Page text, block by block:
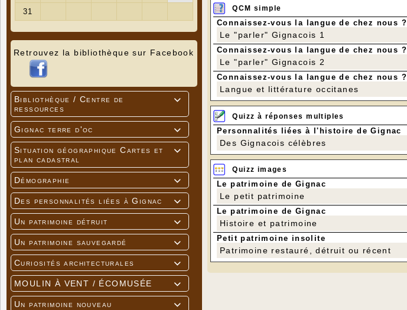
Retrouvez la bibliothèque sur Facebook

Bibliothèque / Centre de
ressources

Gignac terre d'oc

Situation géographique Cartes et
plan cadastral

Démographie

Des personnalités liées à Gignac

Un patrimoine détruit

Un patrimoine sauvegardé

Curiosités architecturales

MOULIN À VENT / ÉCOMUSÉE

Un patrimoine nouveau
QCM simple
Connaissez-vous la langue de chez nous ?
Le "parler" Gignacois 1
Connaissez-vous la langue de chez nous ?
Le "parler" Gignacois 2
Connaissez-vous la langue de chez nous ?
Langue et littérature occitanes
Quizz à réponses multiples
Personnalités liées à l'histoire de Gignac
Des Gignacois célèbres
Quizz images
Le patrimoine de Gignac
Le petit patrimoine
Le patrimoine de Gignac
Histoire et patrimoine
Petit patrimoine insolite
Patrimoine restauré, détruit ou récent